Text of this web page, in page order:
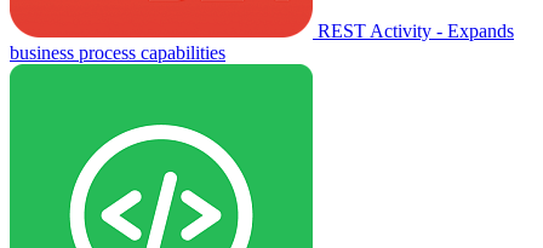
REST Activity - Expands
business process capabilities